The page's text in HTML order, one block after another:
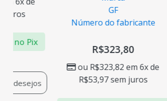
no Pix
desejos
GF
Número do fabricante
R$323,80
ouR$323,82em 6x de
R$53,97sem juros